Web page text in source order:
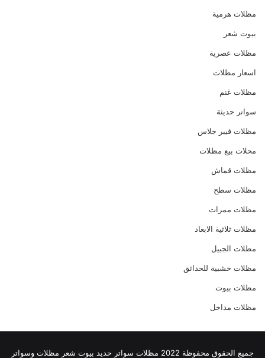
مظلات هرمية
بيوت شعر
مظلات عصرية
اسعار مظلات
مظلات غنم
سواتر حديثة
مظلات فيبر جلاس
محلات بيع مظلات
مظلات قماش
مظلات سطح
مظلات ممرات
مظلات ثلاثية الابعاد
مظلات الجبيل
مظلات خشبية للحدائق
مظلات بيوت
مظلات مداخل
جميع الحقوق محفوظة 2022 مظلات سواتر حديد بيوت شعر مظلات وسواتر